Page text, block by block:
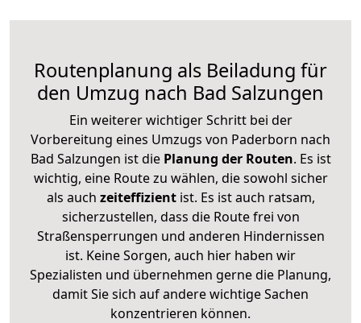
Routenplanung als Beiladung für
den Umzug nach Bad Salzungen
Ein weiterer wichtiger Schritt bei der
Vorbereitung eines Umzugs von Paderborn nach
Bad Salzungen ist diePlanung der Routen. Es ist
wichtig, eine Route zu wählen, die sowohl sicher
als auch zeiteffizientist. Es ist auch ratsam,
sicherzustellen, dass die Route frei von
Straßensperrungen und anderen Hindernissen
ist. Keine Sorgen, auch hier haben wir
Spezialisten und übernehmen gerne die Planung,
damit Sie sich auf andere wichtige Sachen
konzentrieren können.